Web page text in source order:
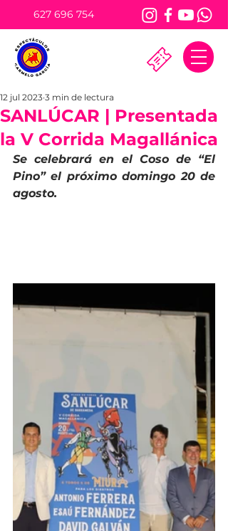
627 696 754
SANLÚCAR | Presentada
la V Corrida Magallánica
12 jul 2023 3 min de lectura
Se celebrará en el Coso de “El
Pino” el próximo domingo 20 de
agosto.